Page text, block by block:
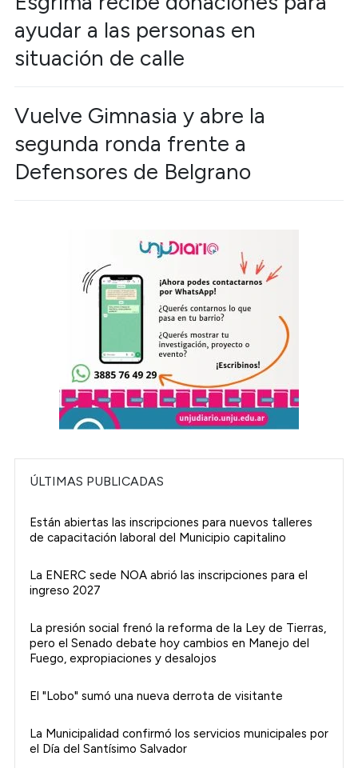
ayudar a las personas en
situación de calle
Vuelve Gimnasia y abre la
segunda ronda frente a
Defensores de Belgrano
ÚLTIMAS PUBLICADAS
Están abiertas las inscripciones para nuevos talleres
de capacitación laboral del Municipio capitalino
La ENERC sede NOA abrió las inscripciones para el
ingreso 2027
La presión social frenó la reforma de la Ley de Tierras,
pero el Senado debate hoy cambios en Manejo del
Fuego, expropiaciones y desalojos
El "Lobo" sumó una nueva derrota de visitante
La Municipalidad confirmó los servicios municipales por
el Día del Santísimo Salvador